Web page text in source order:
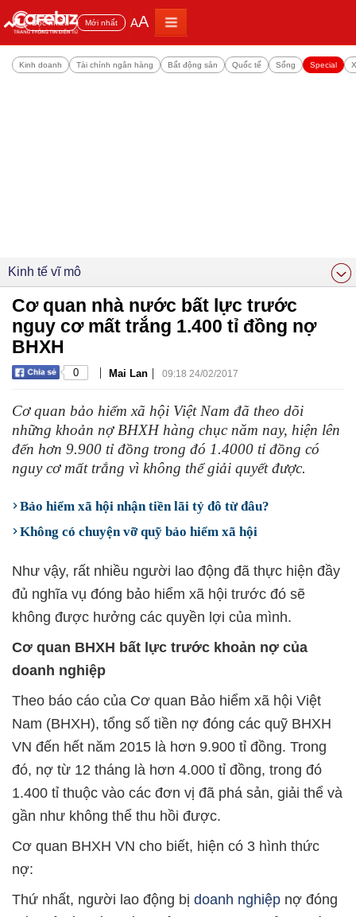
Đọc nhiều Mới nhất AA
Kinh doanh Tài chính ngân hàng Bất động sản Quốc tế Sống Special
Kinh tế vĩ mô
Cơ quan nhà nước bất lực trước
nguy cơ mất trắng 1.400 tỉ đồng nợ
BHXH
0 | Mai Lan | 09:18 24/02/2017
Cơ quan bảo hiểm xã hội Việt Nam đã theo dõi
những khoản nợ BHXH hàng chục năm nay, hiện lên
đến hơn 9.900 tỉ đồng trong đó 1.4000 tỉ đồng có
nguy cơ mất trắng vì không thể giải quyết được.
Bảo hiểm xã hội nhận tiền lãi tỷ đô từ đâu?
Không có chuyện vỡ quỹ bảo hiểm xã hội
Như vậy, rất nhiều người lao động đã thực hiện đầy
đủ nghĩa vụ đóng bảo hiểm xã hội trước đó sẽ
không được hưởng các quyền lợi của mình.
Cơ quan BHXH bất lực trước khoản nợ của
doanh nghiệp
Theo báo cáo của Cơ quan Bảo hiểm xã hội Việt
Nam (BHXH), tổng số tiền nợ đóng các quỹ BHXH
VN đến hết năm 2015 là hơn 9.900 tỉ đồng. Trong
đó, nợ từ 12 tháng là hơn 4.000 tỉ đồng, trong đó
1.400 tỉ thuộc vào các đơn vị đã phá sản, giải thể và
gần như không thể thu hồi được.
Cơ quan BHXH VN cho biết, hiện có 3 hình thức
nợ:
Thứ nhất, người lao động bị doanh nghiệp nợ đóng